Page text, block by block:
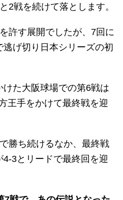
2戦を続けて落とします。
許す展開でしたが、7回に
げ切り日本シリーズの初
た大阪球場での第6戦は
王手をかけて最終戦を迎
勝ち続けるなか、最終戦
3とリードで最終回を迎